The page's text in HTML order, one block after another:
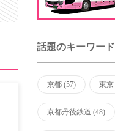
話題のキーワード
京都 (57) 東京
京都丹後鉄道 (48)